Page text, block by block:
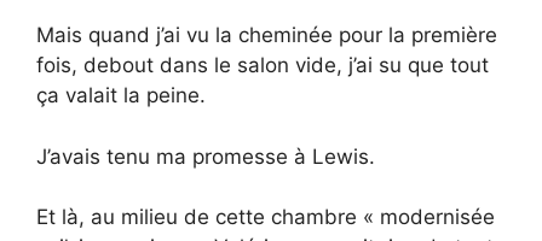
Mais quand j’ai vu la cheminée pour la première
fois, debout dans le salon vide, j’ai su que tout
ça valait la peine.
J’avais tenu ma promesse à Lewis.
Et là, au milieu de cette chambre « modernisée